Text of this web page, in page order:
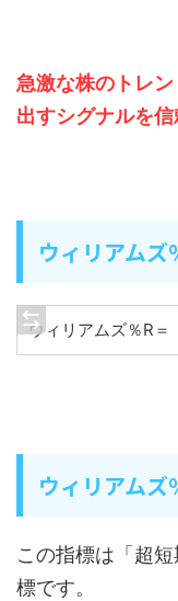
急激な株のトレ
出すシグナルを信
ウィリアムズ
ウィリアムズ％R
ウィリアムズ
この指標は「超
標です。